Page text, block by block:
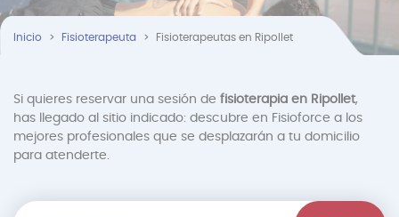
Inicio Fisioterapeuta Fisioterapeutas en Ripollet
Si quieres reservar una sesión de fisioterapia en Ripollet,
has llegado al sitio indicado: descubre en Fisioforce a los
mejores profesionales que se desplazarán a tu domicilio
para atenderte.